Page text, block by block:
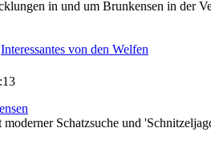
in und um Brunkensen in der
Interessantes von den Welfen
Schatzsuche und